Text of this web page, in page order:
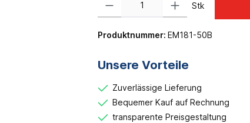
Stk
Produktnummer: EM181-50B
Unsere Vorteile
Zuverlässige Lieferung
Bequemer Kauf auf Rechnung
transparente Preisgestaltung